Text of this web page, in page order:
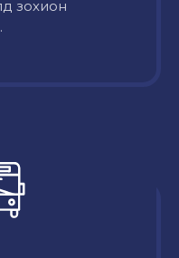
зохион